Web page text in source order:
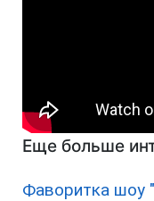
Еще больше
Фаворитка шоу